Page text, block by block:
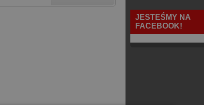
JESTEŚMY NA
FACEBOOK!